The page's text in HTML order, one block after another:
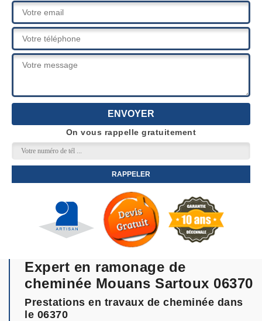
On vous rappelle gratuitement
Expert en ramonage de
cheminée Mouans Sartoux 06370
Prestations en travaux de cheminée dans
le 06370